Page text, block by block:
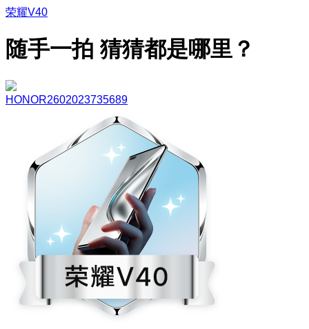
荣耀V40
随手一拍 猜猜都是哪里？
HONOR2602023735689